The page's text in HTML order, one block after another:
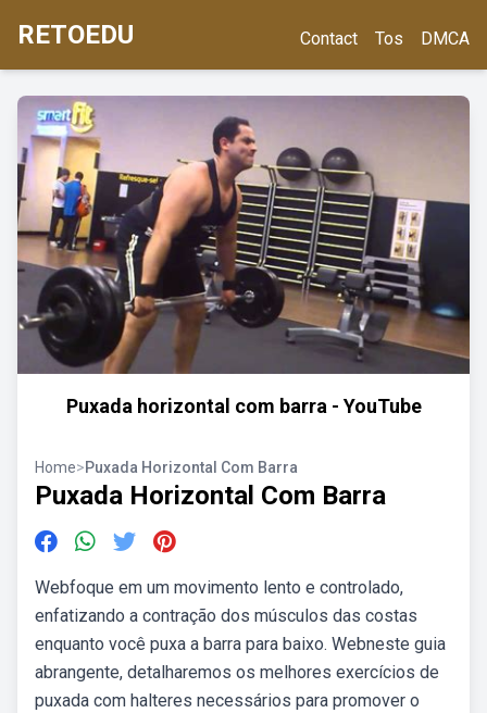
RETOEDU Contact Tos DMCA
Puxada horizontal com barra - YouTube
Home>Puxada Horizontal Com Barra
Puxada Horizontal Com Barra
Webfoque em um movimento lento e controlado,
enfatizando a contração dos músculos das costas
enquanto você puxa a barra para baixo. Webneste guia
abrangente, detalharemos os melhores exercícios de
puxada com halteres necessários para promover o